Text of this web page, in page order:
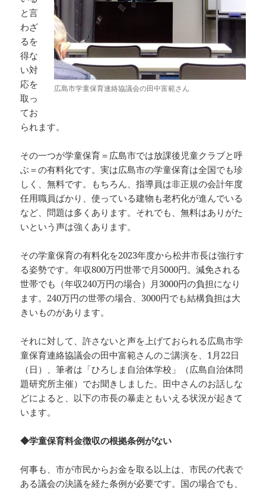
広島市学童保育連絡協議会の田中富範さん
と言
わざ
るを
得な
い対
応を
取っ
てお
られます。
その一つが学童保育＝広島市では放課後児童クラブと呼
ぶ＝の有料化です。実は広島市の学童保育は全国でも珍
しく、無料です。もちろん、指導員は非正規の会計年度
任用職員ばかり、使っている建物も老朽化が進んでいる
など、問題は多くあります。それでも、無料はありがた
いという声は強くあります。
その学童保育の有料化を2023年度から松井市長は強行す
る姿勢です。年収800万円世帯で月5000円。減免される
世帯でも（年収240万円の場合）月3000円の負担になり
ます。240万円の世帯の場合、3000円でも結構負担は大
きいものがあります。
それに対して、許さないと声を上げておられる広島市学
童保育連絡協議会の田中富範さんのご講演を、1月22日
（日）、筆者は「ひろしま自治体学校」（広島自治体問
題研究所主催）でお聞きしました。田中さんのお話しな
どによると、以下の市長の暴走ともいえる状況が起きて
います。
◆学童保育料金徴収の根拠条例がない
何事も、市が市民からお金を取る以上は、市民の代表で
ある議会の決議を経た条例が必要です。国の場合でも、